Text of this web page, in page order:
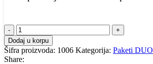
paket
duo
2
količina
Dodaj u korpu
Šifra proizvoda: 1006 Kategorija: Paketi DUO
Share: